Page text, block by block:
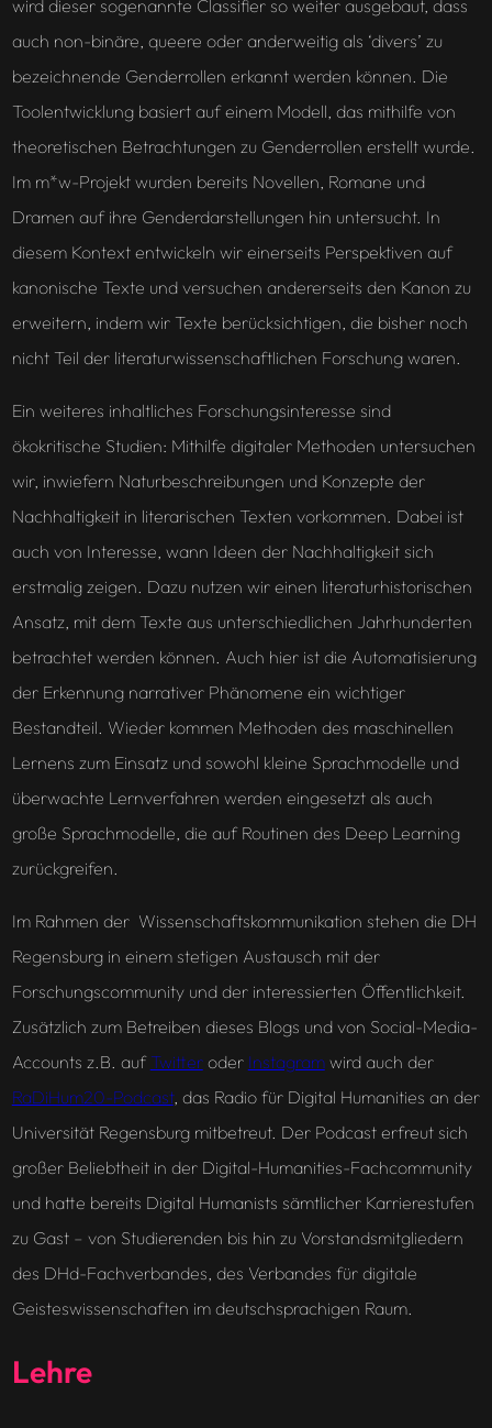
wird dieser sogenannte Classifier so weiter ausgebaut, dass
auch non-binäre, queere oder anderweitig als ‘divers’ zu
bezeichnende Genderrollen erkannt werden können. Die
Toolentwicklung basiert auf einem Modell, das mithilfe von
theoretischen Betrachtungen zu Genderrollen erstellt wurde.
Im m*w-Projekt wurden bereits Novellen, Romane und
Dramen auf ihre Genderdarstellungen hin untersucht. In
diesem Kontext entwickeln wir einerseits Perspektiven auf
kanonische Texte und versuchen andererseits den Kanon zu
erweitern, indem wir Texte berücksichtigen, die bisher noch
nicht Teil der literaturwissenschaftlichen Forschung waren.
Ein weiteres inhaltliches Forschungsinteresse sind
ökokritische Studien: Mithilfe digitaler Methoden untersuchen
wir, inwiefern Naturbeschreibungen und Konzepte der
Nachhaltigkeit in literarischen Texten vorkommen. Dabei ist
auch von Interesse, wann Ideen der Nachhaltigkeit sich
erstmalig zeigen. Dazu nutzen wir einen literaturhistorischen
Ansatz, mit dem Texte aus unterschiedlichen Jahrhunderten
betrachtet werden können. Auch hier ist die Automatisierung
der Erkennung narrativer Phänomene ein wichtiger
Bestandteil. Wieder kommen Methoden des maschinellen
Lernens zum Einsatz und sowohl kleine Sprachmodelle und
überwachte Lernverfahren werden eingesetzt als auch
große Sprachmodelle, die auf Routinen des Deep Learning
zurückgreifen.
Im Rahmen der Wissenschaftskommunikation stehen die DH
Regensburg in einem stetigen Austausch mit der
Forschungscommunity und der interessierten Öffentlichkeit.
Zusätzlich zum Betreiben dieses Blogs und von Social-Media-
Accounts z.B. auf Twitteroder Instagramwird auch der
RaDiHum20-Podcast, das Radio für Digital Humanities an der
Universität Regensburg mitbetreut. Der Podcast erfreut sich
großer Beliebtheit in der Digital-Humanities-Fachcommunity
und hatte bereits Digital Humanists sämtlicher Karrierestufen
zu Gast – von Studierenden bis hin zu Vorstandsmitgliedern
des DHd-Fachverbandes, des Verbandes für digitale
Geisteswissenschaften im deutschsprachigen Raum.
Lehre